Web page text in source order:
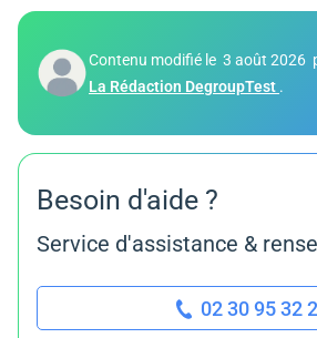
Contenu modifié le 3 août 2026
La Rédaction DegroupTest .
Besoin d'aide ?
Service d'assistance &
02 30 95 32